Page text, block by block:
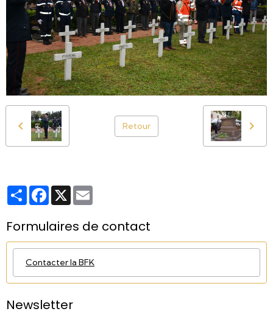
Retour
PartagerFacebook
X
Formulaires de contact
Contacter la BFK
Newsletter